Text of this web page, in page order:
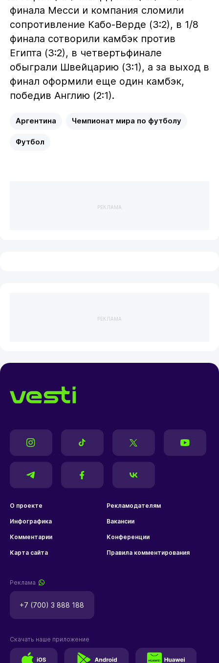
финала Месси и компания сломили
сопротивление Кабо-Верде (3:2), в 1/8
финала сотворили камбэк против
Египта (3:2), в четвертьфинале
обыграли Швейцарию (3:1), а за выход в
финал оформили еще один камбэк,
победив Англию (2:1).
Аргентина Чемпионат мира по футболу
Футбол
РЕКЛАМА
РЕКЛАМА
О проекте Рекламодателям
Инфографика Вакансии
Комментарии Конференции
Карта сайта Правила комментирования
Реклама
+7 (700) 3 888 188
Скачать наше приложение